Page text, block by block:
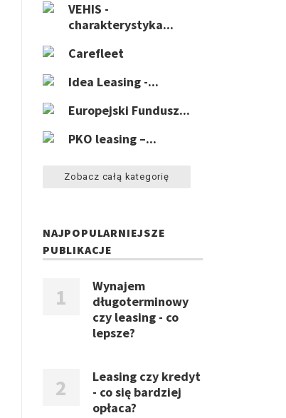
VEHIS -
charakterystyka...
Carefleet
Idea Leasing -...
Europejski Fundusz...
PKO leasing –...
Zobacz całą kategorię
NAJPOPULARNIEJSZE
PUBLIKACJE
Wynajem
długoterminowy
czy leasing - co
lepsze?
Leasing czy kredyt
- co się bardziej
opłaca?